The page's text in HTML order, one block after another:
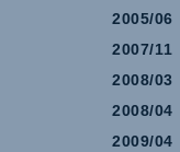
2005/06
2007/11
2008/03
2008/04
2009/04